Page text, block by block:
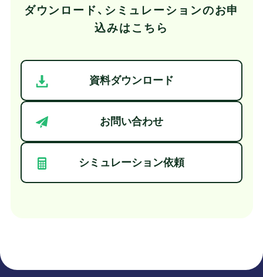
ダウンロード、 シミュレーションのお申
込みはこちら
資料ダウンロード
お問い合わせ
シミュレーション依頼